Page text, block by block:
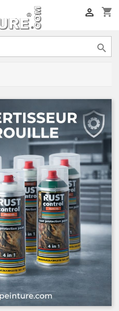
shopping_cart

